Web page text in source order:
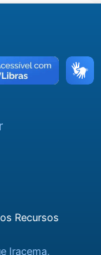
Recursos
Iracema,